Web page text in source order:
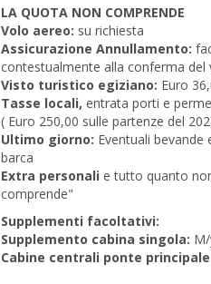
LA QUOTA NON COMPRENDE
Volo aereo: su richiesta
Assicurazione Annullamento:
contestualmente alla conferma del
Visto turistico egiziano: Euro
Tasse locali, entrata porti e
( Euro 250,00 sulle partenze del
Ultimo giorno: Eventuali
barca
Extra personali e tutto quanto
comprende"
Supplementi facoltativi:
Supplemento cabina singola:
Cabine centrali ponte principale